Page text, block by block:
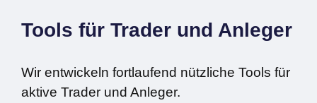
Tools für Trader und Anleger
Wir entwickeln fortlaufend nützliche Tools für
aktive Trader und Anleger.